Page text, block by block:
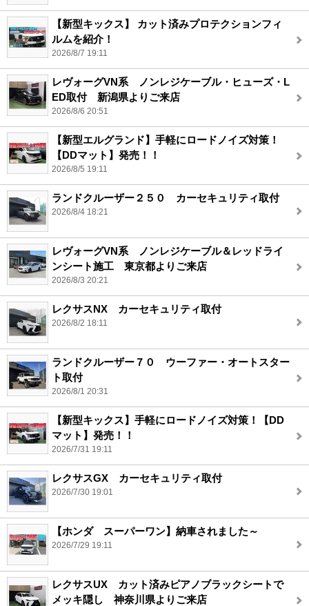
【新型キックス】 カット済みプロテクションフィ
ルムを紹介！
2026/8/7 19:11
レヴォーグVN系 ノンレジケーブル・ヒューズ・L
ED取付 新潟県よりご来店
2026/8/6 20:51
【新型エルグランド】手軽にロードノイズ対策！
【DDマット】発売！！
2026/8/5 19:11
ランドクルーザー２５０ カーセキュリティ取付
2026/8/4 18:21
レヴォーグVN系 ノンレジケーブル＆レッドライ
ンシート施工 東京都よりご来店
2026/8/3 20:21
レクサスNX カーセキュリティ取付
2026/8/2 18:11
ランドクルーザー７０ ウーファー・オートスター
ト取付
2026/8/1 20:31
【新型キックス】手軽にロードノイズ対策！【DD
マット】発売！！
2026/7/31 19:11
レクサスGX カーセキュリティ取付
2026/7/30 19:01
【ホンダ スーパーワン】納車されました～
2026/7/29 19:11
レクサスUX カット済みピアノブラックシートで
メッキ隠し 神奈川県よりご来店